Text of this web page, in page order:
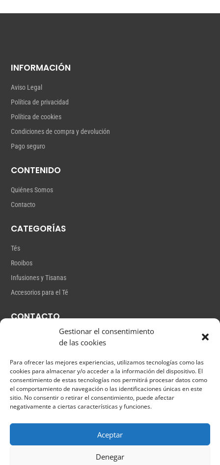
Gestionar el consentimiento
de las cookies
Para ofrecer las mejores experiencias, utilizamos tecnologías como las
cookies para almacenar y/o acceder a la información del dispositivo. El
consentimiento de estas tecnologías nos permitirá procesar datos como
el comportamiento de navegación o las identificaciones únicas en este
sitio. No consentir o retirar el consentimiento, puede afectar
negativamente a ciertas características y funciones.
Aceptar
Denegar
INFORMACIÓN
Aviso Legal
Política de privacidad
Política de cookies
Condiciones de compra y devolución
Pago seguro
CONTENIDO
Quiénes Somos
Contacto
CATEGORÍAS
Tés
Rooibos
Infusiones y Tisanas
Accesorios para el Té
CONTACTO
Gutiérrez Mas,18
+34 661 38 21 43